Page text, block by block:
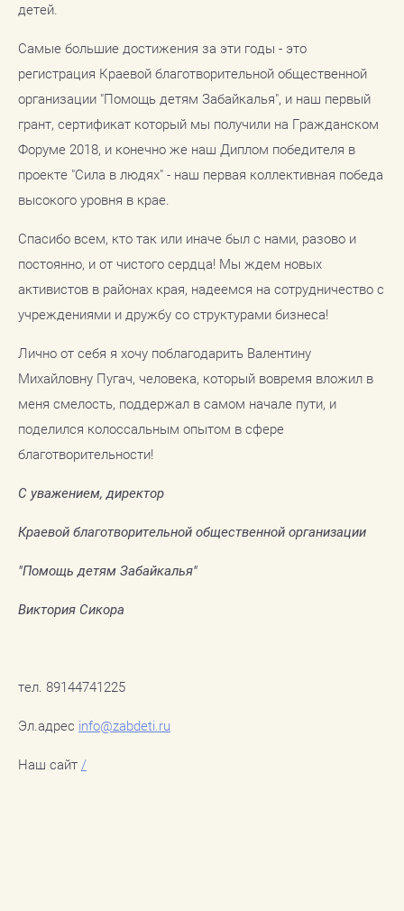
детей.
Самые большие достижения за эти годы - это
регистрация Краевой благотворительной общественной
организации "Помощь детям Забайкалья", и наш первый
грант, сертификат который мы получили на Гражданском
Форуме 2018, и конечно же наш Диплом победителя в
проекте "Сила в людях" - наш первая коллективная победа
высокого уровня в крае.
Спасибо всем, кто так или иначе был с нами, разово и
постоянно, и от чистого сердца! Мы ждем новых
активистов в районах края, надеемся на сотрудничество с
учреждениями и дружбу со структурами бизнеса!
Лично от себя я хочу поблагодарить Валентину
Михайловну Пугач, человека, который вовремя вложил в
меня смелость, поддержал в самом начале пути, и
поделился колоссальным опытом в сфере
благотворительности!
С уважением, директор
Краевой благотворительной общественной организации
"Помощь детям Забайкалья"
Виктория Сикора
тел. 89144741225
Эл.адрес info@zabdeti.ru
Наш сайт /